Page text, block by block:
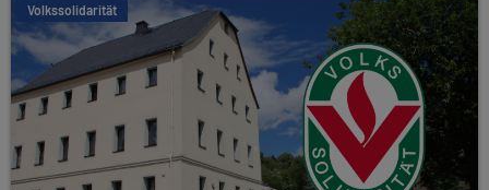
Volkssolidarität